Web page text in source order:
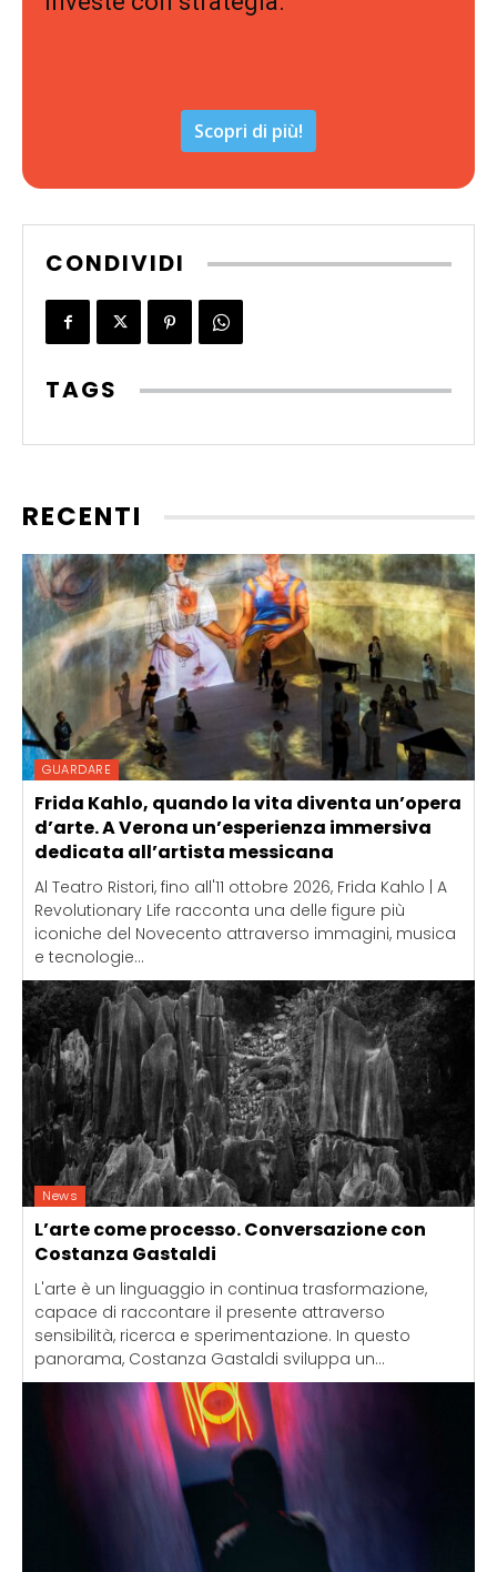
Scopri di più!
CONDIVIDI
TAGS
RECENTI
GUARDARE
Frida Kahlo, quando la vita diventa un’opera
d’arte. A Verona un’esperienza immersiva
dedicata all’artista messicana
Al Teatro Ristori, fino all'11 ottobre 2026, Frida Kahlo | A
Revolutionary Life racconta una delle figure più
iconiche del Novecento attraverso immagini, musica
e tecnologie...
News
L’arte come processo. Conversazione con
Costanza Gastaldi
L'arte è un linguaggio in continua trasformazione,
capace di raccontare il presente attraverso
sensibilità, ricerca e sperimentazione. In questo
panorama, Costanza Gastaldi sviluppa un...